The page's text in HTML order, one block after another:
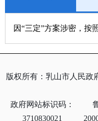
因“三定”方案涉密，按
版权所有：乳山市人民政
政府网站标识码：
3710830021